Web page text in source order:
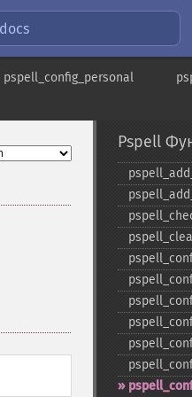
pspell_config_personal
Pspell